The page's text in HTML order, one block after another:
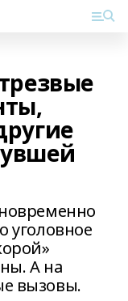
уголовное
А на
вызовы.